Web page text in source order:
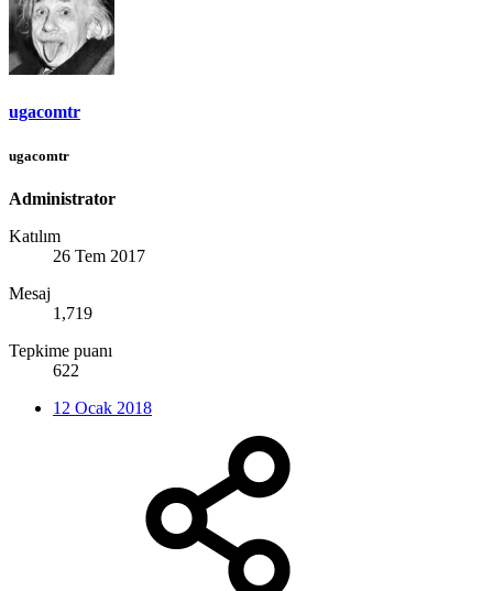
ugacomtr
ugacomtr
Administrator
Katılım
26 Tem 2017
Mesaj
1,719
Tepkime puanı
622
12 Ocak 2018